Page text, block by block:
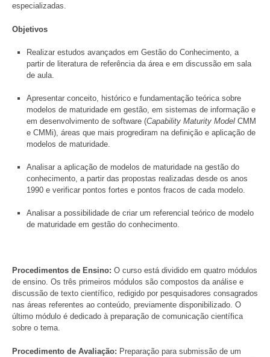
especializadas.
Objetivos
Realizar estudos avançados em Gestão do Conhecimento, a
partir de literatura de referência da área e em discussão em sala
de aula.
Apresentar conceito, histórico e fundamentação teórica sobre
modelos de maturidade em gestão, em sistemas de informação e
em desenvolvimento de software (Capability Maturity Model CMM
e CMMi), áreas que mais progrediram na definição e aplicação de
modelos de maturidade.
Analisar a aplicação de modelos de maturidade na gestão do
conhecimento, a partir das propostas realizadas desde os anos
1990 e verificar pontos fortes e pontos fracos de cada modelo.
Analisar a possibilidade de criar um referencial teórico de modelo
de maturidade em gestão do conhecimento.
Procedimentos de Ensino: O curso está dividido em quatro módulos
de ensino. Os três primeiros módulos são compostos da análise e
discussão de texto científico, redigido por pesquisadores consagrados
nas áreas referentes ao conteúdo, previamente disponibilizado. O
último módulo é dedicado à preparação de comunicação científica
sobre o tema.
Procedimento de Avaliação: Preparação para submissão de um